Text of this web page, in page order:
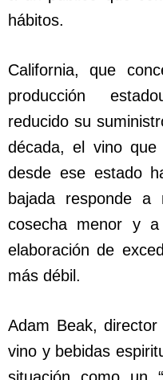
hábitos.
California, que
producción
reducido su
década, el vino
desde ese estado
bajada responde a
cosecha menor y
elaboración de
más débil.
Adam Beak,
vino y bebidas